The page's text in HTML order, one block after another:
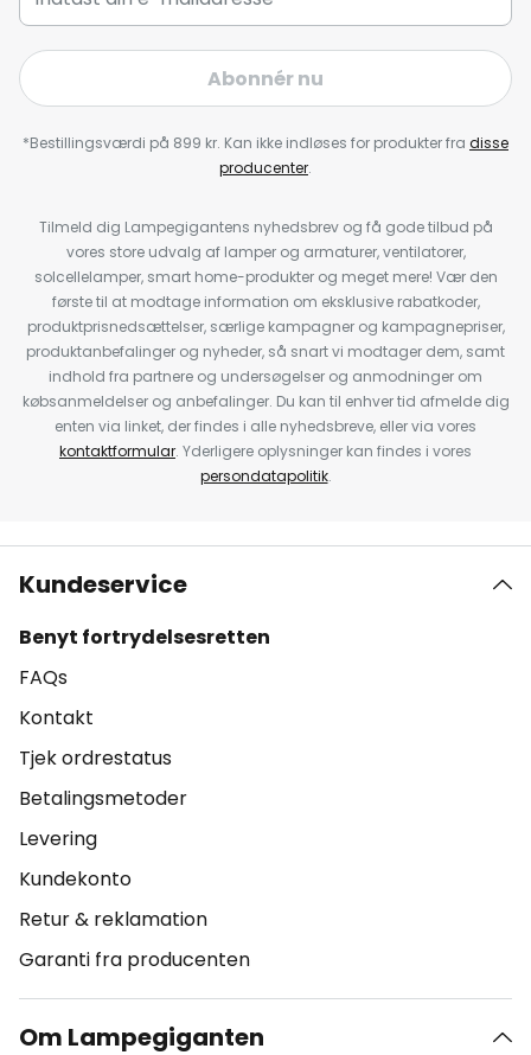
Abonnér nu
*Bestillingsværdi på 899 kr. Kan ikke indløses for produkter fra disse
producenter.
Tilmeld dig Lampegigantens nyhedsbrev og få gode tilbud på
vores store udvalg af lamper og armaturer, ventilatorer,
solcellelamper, smart home-produkter og meget mere! Vær den
første til at modtage information om eksklusive rabatkoder,
produktprisnedsættelser, særlige kampagner og kampagnepriser,
produktanbefalinger og nyheder, så snart vi modtager dem, samt
indhold fra partnere og undersøgelser og anmodninger om
købsanmeldelser og anbefalinger. Du kan til enhver tid afmelde dig
enten via linket, der findes i alle nyhedsbreve, eller via vores
kontaktformular. Yderligere oplysninger kan findes i vores
persondatapolitik.
Kundeservice
Benyt fortrydelsesretten
FAQs
Kontakt
Tjek ordrestatus
Betalingsmetoder
Levering
Kundekonto
Retur & reklamation
Garanti fra producenten
Om Lampegiganten